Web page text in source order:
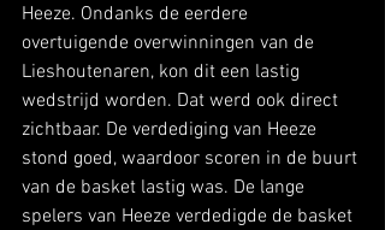
Heeze. Ondanks de eerdere
overtuigende overwinningen van de
Lieshoutenaren, kon dit een lastig
wedstrijd worden. Dat werd ook direct
zichtbaar. De verdediging van Heeze
stond goed, waardoor scoren in de buurt
van de basket lastig was. De lange
spelers van Heeze verdedigde de basket